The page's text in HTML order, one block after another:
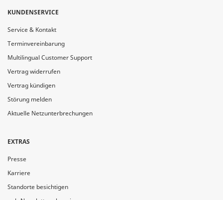
KUNDENSERVICE
Service & Kontakt
Terminvereinbarung
Multilingual Customer Support
Vertrag widerrufen
Vertrag kündigen
Störung melden
Aktuelle Netzunterbrechungen
EXTRAS
Presse
Karriere
Standorte besichtigen